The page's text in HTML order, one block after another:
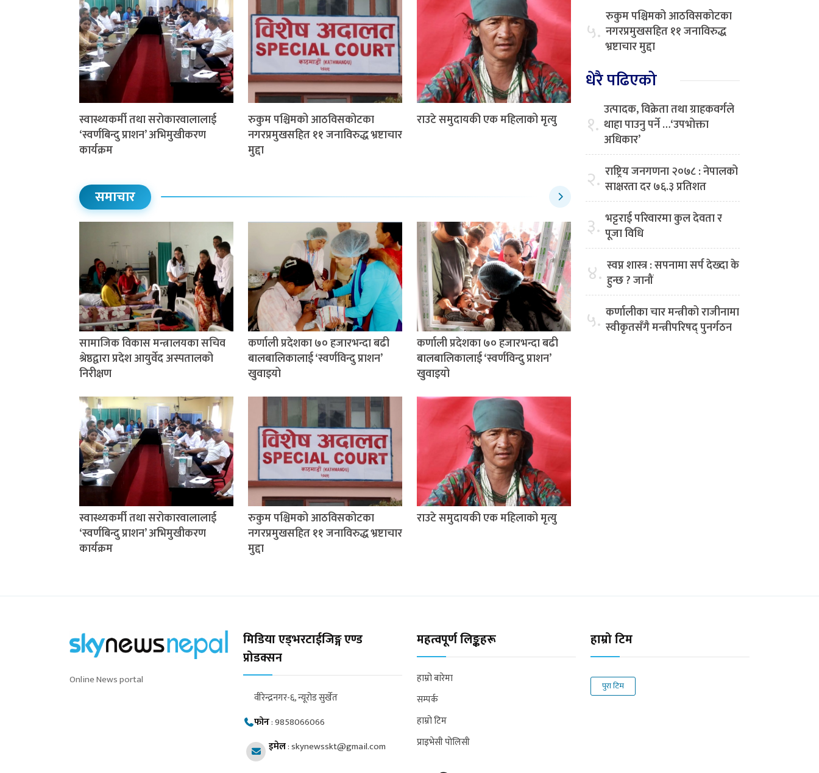
स्वास्थ्यकर्मी तथा सरोकारवालालाई
‘स्वर्णबिन्दु प्राशन’ अभिमुखीकरण
कार्यक्रम
रुकुम पश्चिमको आठविसकोटका
नगरप्रमुखसहित ११ जनाविरुद्ध भ्रष्टाचार
मुद्दा
राउटे समुदायकी एक महिलाको मृत्यु
समाचार
सामाजिक विकास मन्त्रालयका सचिव
श्रेष्ठद्वारा प्रदेश आयुर्वेद अस्पतालको
निरीक्षण
कर्णाली प्रदेशका ७० हजारभन्दा बढी
बालबालिकालाई ‘स्वर्णविन्दु प्राशन’
खुवाइयो
कर्णाली प्रदेशका ७० हजारभन्दा बढी
बालबालिकालाई ‘स्वर्णविन्दु प्राशन’
खुवाइयो
स्वास्थ्यकर्मी तथा सरोकारवालालाई
‘स्वर्णबिन्दु प्राशन’ अभिमुखीकरण
कार्यक्रम
रुकुम पश्चिमको आठविसकोटका
नगरप्रमुखसहित ११ जनाविरुद्ध भ्रष्टाचार
मुद्दा
राउटे समुदायकी एक महिलाको मृत्यु
५. रुकुम पश्चिमको आठविसकोटका
नगरप्रमुखसहित ११ जनाविरुद्ध
भ्रष्टाचार मुद्दा
धेरै पढिएको
१. उत्पादक, विक्रेता तथा ग्राहकवर्गले
थाहा पाउनु पर्ने …‘उपभोक्ता
अधिकार’
२. राष्ट्रिय जनगणना २०७८ : नेपालको
साक्षरता दर ७६.३ प्रतिशत
३. भट्टराई परिवारमा कुल देवता र
पूजा विधि
४. स्वप्न शास्त्र : सपनामा सर्प देख्दा के
हुन्छ ? जानौं
५. कर्णालीका चार मन्त्रीको राजीनामा
स्वीकृतसँगै मन्त्रीपरिषद् पुनर्गठन
Online News portal
मिडिया एड्भरटाईजिङ्ग एण्ड
प्रोडक्सन
वीरेन्द्रनगर-६, न्यूरोड सुर्खेत
फोन:9858066066
इमेल:skynewsskt@gmail.com
महत्वपूर्ण लिङ्कहरू
हाम्रो बारेमा
सम्पर्क
हाम्रो टिम
प्राइभेसी पोलिसी
हाम्रो टिम
पुरा टिम